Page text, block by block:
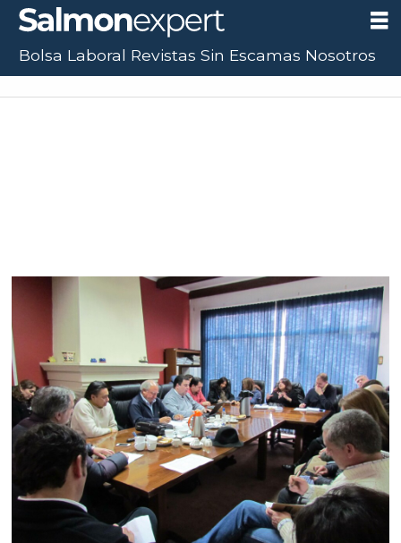
Bolsa Laboral Revistas Sin Escamas Nosotros